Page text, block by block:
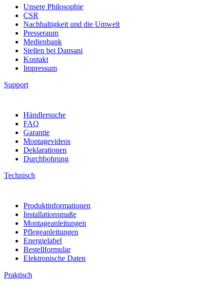
Unsere Philosophie
CSR
Nachhaltigkeit und die Umwelt
Presseraum
Medienbank
Stellen bei Dansani
Kontakt
Impressum
Support
Händlersuche
FAQ
Garantie
Montagevideos
Deklarationen
Durchbohrung
Technisch
Produktinformationen
Installationsmaße
Montageanleitungen
Pflegeanleitungen
Energielabel
Bestellformular
Elektronische Daten
Praktisch